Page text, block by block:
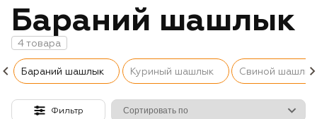
Бараний шашлык
4 товара
Бараний шашлык Куриный шашлык Свиной шашлык
Фильтр